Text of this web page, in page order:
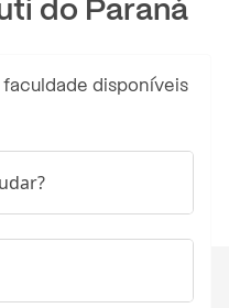
do Paraná
disponíveis